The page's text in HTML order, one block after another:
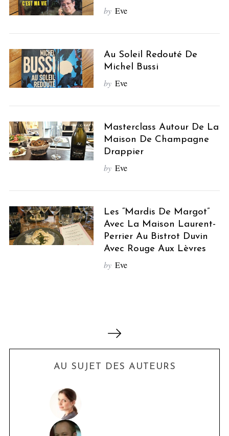
by Eve
Au Soleil Redouté De
Michel Bussi
by Eve
Masterclass Autour De La
Maison De Champagne
Drappier
by Eve
Les “Mardis De Margot”
Avec La Maison Laurent-
Perrier Au Bistrot Duvin
Avec Rouge Aux Lèvres
by Eve
g
AU SUJET DES AUTEURS